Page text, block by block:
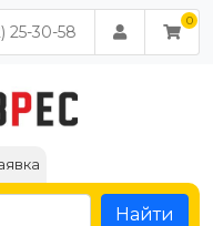
25-30-58
Найти